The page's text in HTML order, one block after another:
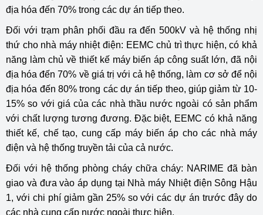
địa hóa đến 70% trong các dự án tiếp theo.
Đối với trạm phân phối đầu ra đến 500kV và hệ thống nhị
thứ cho nhà máy nhiệt điện: EEMC chủ trì thực hiện, có khả
năng làm chủ về thiết kế máy biến áp công suất lớn, đã nội
địa hóa đến 70% về giá trị với cả hệ thống, làm cơ sở để nội
địa hóa đến 80% trong các dự án tiếp theo, giúp giảm từ 10-
15% so với giá của các nhà thầu nước ngoài có sản phẩm
với chất lượng tương đương. Đặc biệt, EEMC có khả năng
thiết kế, chế tạo, cung cấp máy biến áp cho các nhà máy
điện và hệ thống truyền tải của cả nước.
Đối với hệ thống phòng cháy chữa cháy: NARIME đã bàn
giao và đưa vào áp dụng tại Nhà máy Nhiệt điện Sông Hậu
1, với chi phí giảm gần 25% so với các dự án trước đây do
các nhà cung cấp nước ngoài thực hiện.